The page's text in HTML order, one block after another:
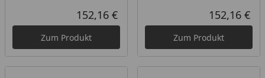
Aktueller Preis
152,16 €
Zum Produkt
152,16 €
Zum Produkt